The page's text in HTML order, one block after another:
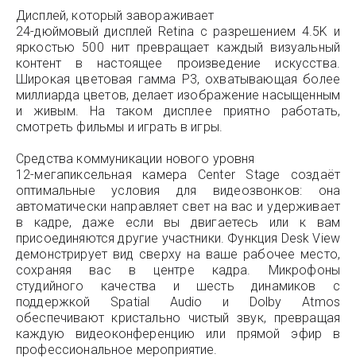
Дисплей, который завораживает
24-дюймовый дисплей Retina с разрешением 4.5K и
яркостью 500 нит превращает каждый визуальный
контент в настоящее произведение искусства.
Широкая цветовая гамма P3, охватывающая более
миллиарда цветов, делает изображение насыщенным
и живым. На таком дисплее приятно работать,
смотреть фильмы и играть в игры.
Средства коммуникации нового уровня
12-мегапиксельная камера Center Stage создаёт
оптимальные условия для видеозвонков: она
автоматически направляет свет на вас и удерживает
в кадре, даже если вы двигаетесь или к вам
присоединяются другие участники. Функция Desk View
демонстрирует вид сверху на ваше рабочее место,
сохраняя вас в центре кадра. Микрофоны
студийного качества и шесть динамиков с
поддержкой Spatial Audio и Dolby Atmos
обеспечивают кристально чистый звук, превращая
каждую видеоконференцию или прямой эфир в
профессиональное мероприятие.